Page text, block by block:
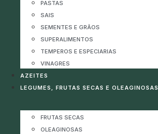
PASTAS
SAIS
SEMENTES E GRÃOS
SUPERALIMENTOS
TEMPEROS E ESPECIARIAS
VINAGRES
AZEITES
LEGUMES, FRUTAS SECAS E OLEAGINOSAS
FRUTAS SECAS
OLEAGINOSAS